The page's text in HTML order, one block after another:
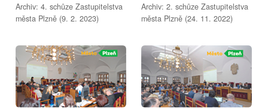
Archiv: 4. schůze Zastupitelstva
města Plzně (9. 2. 2023)
Archiv: 2. schůze Zastupitelstva
města Plzně (24. 11. 2022)